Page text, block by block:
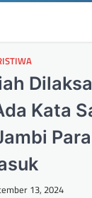
Kata
13, 2024